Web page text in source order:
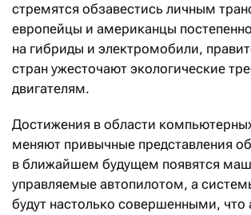
стремятся обзавестись личным
европейцы и американцы
на гибриды и электромобили,
стран ужесточают экологические
двигателям.
Достижения в области
меняют привычные представления
в ближайшем будущем появятся
управляемые автопилотом, а
будут настолько совершенными, что